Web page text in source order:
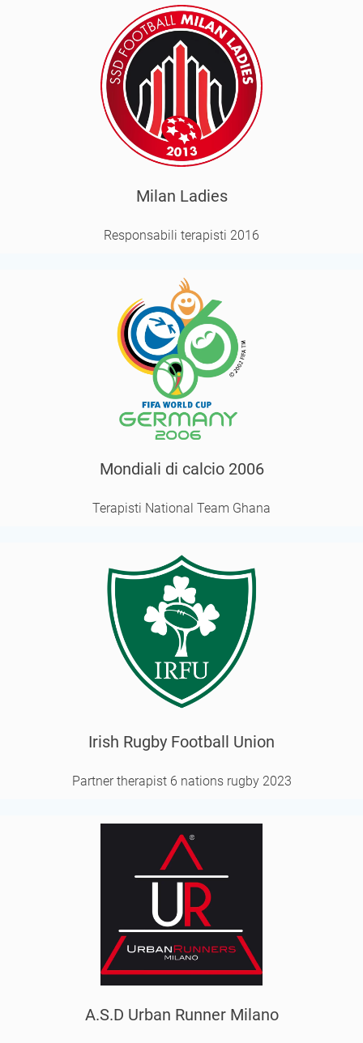
Milan Ladies
Responsabili terapisti 2016
Mondiali di calcio 2006
Terapisti National Team Ghana
Irish Rugby Football Union
Partner therapist 6 nations rugby 2023
A.S.D Urban Runner Milano